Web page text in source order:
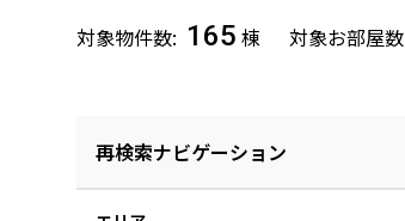
対象物件数 165 棟 対象お部屋数
再検索ナビゲーション